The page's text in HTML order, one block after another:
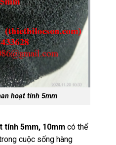
hoạt tính 5mm
tính 5mm, 10mm có thể
cuộc sống hàng